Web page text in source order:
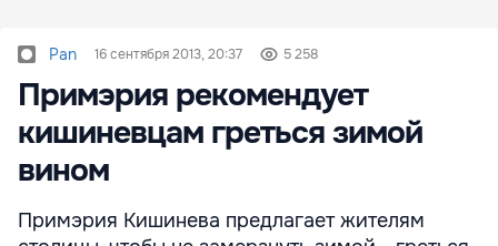
Pan 16 сентября 2013, 20:37 5 258
Примэрия рекомендует
кишиневцам греться зимой
вином
Примэрия Кишинева предлагает жителям